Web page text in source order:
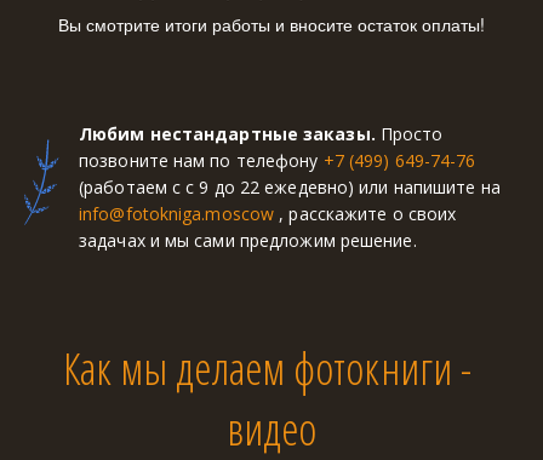
Вы смотрите итоги работы и вносите остаток оплаты!
Любим нестандартные заказы. Просто
позвоните нам по телефону +7 (499) 649-74-76
info@fotokniga.moscow , расскажите о своих
задачах и мы сами предложим решение.
Как мы делаем фотокниги -
видео